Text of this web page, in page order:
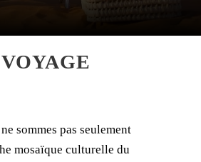
sommes pas seulement
mosaïque culturelle du